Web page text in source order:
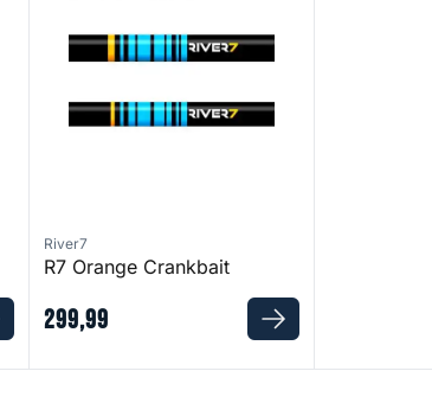
River7
R7 Orange Crankbait
299,99